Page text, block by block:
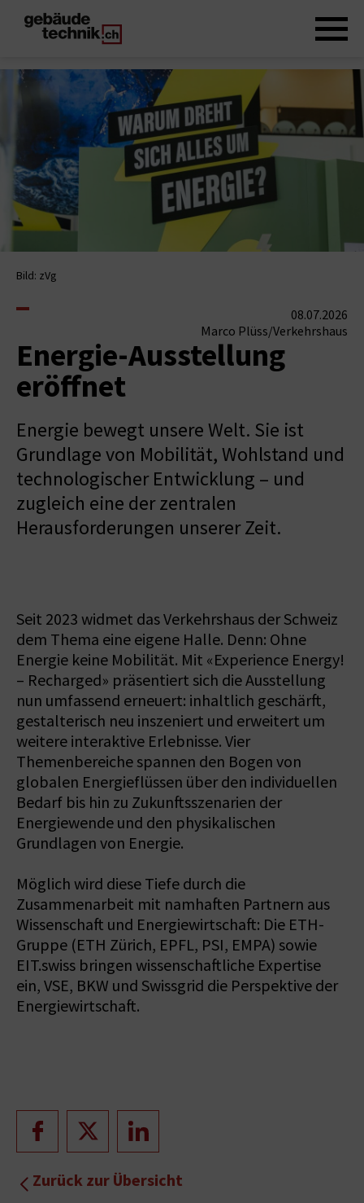
Bild: zVg
08.07.2026
Marco Plüss/Verkehrshaus
Energie-Ausstellung
eröffnet
Energie bewegt unsere Welt. Sie ist
Grundlage von Mobilität, Wohlstand und
technologischer Entwicklung – und
zugleich eine der zentralen
Herausforderungen unserer Zeit.
Seit 2023 widmet das Verkehrshaus der Schweiz
dem Thema eine eigene Halle. Denn: Ohne
Energie keine Mobilität. Mit «Experience Energy!
– Recharged» präsentiert sich die Ausstellung
nun umfassend erneuert: inhaltlich geschärft,
gestalterisch neu inszeniert und erweitert um
weitere interaktive Erlebnisse. Vier
Themenbereiche spannen den Bogen von
globalen Energieflüssen über den individuellen
Bedarf bis hin zu Zukunftsszenarien der
Energiewende und den physikalischen
Grundlagen von Energie.
Möglich wird diese Tiefe durch die
Zusammenarbeit mit namhaften Partnern aus
Wissenschaft und Energiewirtschaft: Die ETH-
Gruppe (ETH Zürich, EPFL, PSI, EMPA) sowie
EIT.swiss bringen wissenschaftliche Expertise
ein, VSE, BKW und Swissgrid die Perspektive der
Energiewirtschaft.
Zurück zur Übersicht